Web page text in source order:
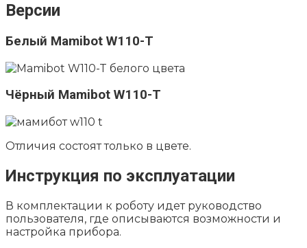
Версии
Белый Mamibot W110-T
Чёрный Mamibot W110-T
Отличия состоят только в цвете.
Инструкция по эксплуатации
В комплектации к роботу идет руководство
пользователя, где описываются возможности и
настройка прибора.